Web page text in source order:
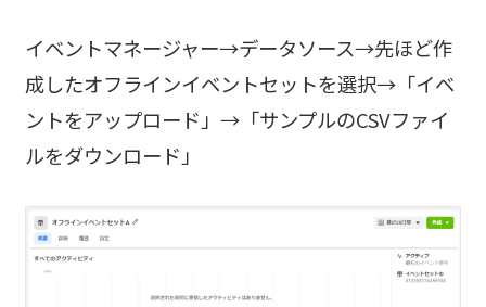
イベントマネージャー→データソース→先ほど作
成したオフラインイベントセットを選択→「イベ
ントをアップロード」→「サンプルのCSVファイ
ルをダウンロード」